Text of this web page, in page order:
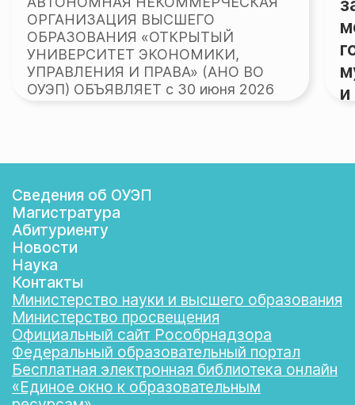
ОРГАНИЗАЦИЯ ВЫСШЕГО
ОБРАЗОВАНИЯ «ОТКРЫТЫЙ
УНИВЕРСИТЕТ ЭКОНОМИКИ,
УПРАВЛЕНИЯ И ПРАВА» (АНО ВО
ОУЭП) ОБЪЯВЛЯЕТ с 30 июня 2026
3,0 ставки, преподавателя кафедры
педагогики и психологии — 2,0
ставки,…
и
Сведения об ОУЭП
Магистратура
Абитуриенту
Новости
Наука
Контакты
Министерство науки и высшего образования
Министерство просвещения
Официальный сайт Рособрнадзора
Федеральный образовательный портал
Бесплатная электронная библиотека онлайн
«Единое окно к образовательным